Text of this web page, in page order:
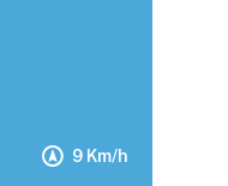
9 Km/h